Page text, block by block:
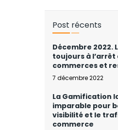
Post récents
Décembre 2022.
toujours à l’arrêt
commerces et
7 décembre 2022
La Gamification
imparable pour
visibilité et le
commerce